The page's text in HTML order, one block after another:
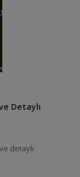
Detaylı
detaylı